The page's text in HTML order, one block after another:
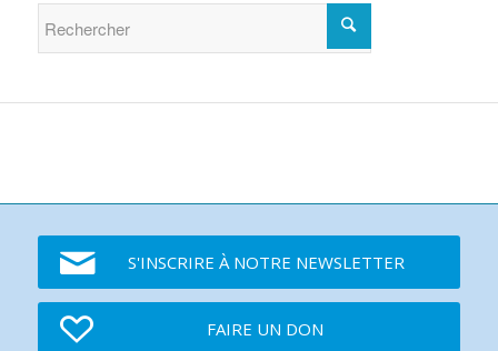
S'INSCRIRE À NOTRE NEWSLETTER
FAIRE UN DON